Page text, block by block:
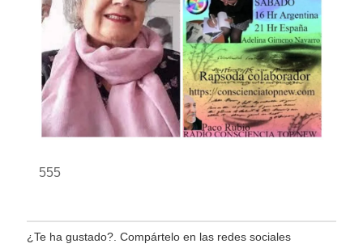
555
¿Te ha gustado?. Compártelo en las redes sociales